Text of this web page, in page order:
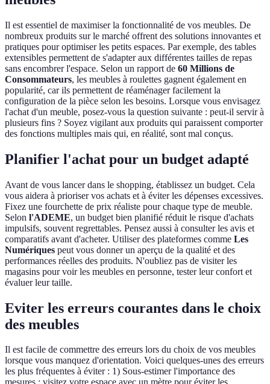
Il est essentiel de maximiser la fonctionnalité de vos meubles. De
nombreux produits sur le marché offrent des solutions innovantes et
pratiques pour optimiser les petits espaces. Par exemple, des tables
extensibles permettent de s'adapter aux différentes tailles de repas
sans encombrer l'espace. Selon un rapport de 60 Millions de
Consommateurs, les meubles à roulettes gagnent également en
popularité, car ils permettent de réaménager facilement la
configuration de la pièce selon les besoins. Lorsque vous envisagez
l'achat d'un meuble, posez-vous la question suivante : peut-il servir à
plusieurs fins ? Soyez vigilant aux produits qui paraissent comporter
des fonctions multiples mais qui, en réalité, sont mal conçus.
Planifier l'achat pour un budget adapté
Avant de vous lancer dans le shopping, établissez un budget. Cela
vous aidera à prioriser vos achats et à éviter les dépenses excessives.
Fixez une fourchette de prix réaliste pour chaque type de meuble.
Selon l'ADEME, un budget bien planifié réduit le risque d'achats
impulsifs, souvent regrettables. Pensez aussi à consulter les avis et
comparatifs avant d'acheter. Utiliser des plateformes comme Les
Numériques peut vous donner un aperçu de la qualité et des
performances réelles des produits. N'oubliez pas de visiter les
magasins pour voir les meubles en personne, tester leur confort et
évaluer leur taille.
Eviter les erreurs courantes dans le choix
des meubles
Il est facile de commettre des erreurs lors du choix de vos meubles
lorsque vous manquez d'orientation. Voici quelques-unes des erreurs
les plus fréquentes à éviter : 1) Sous-estimer l'importance des